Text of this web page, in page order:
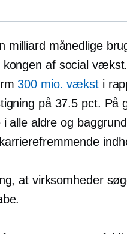
milliard månedlige
kongen af ​​social
300 mio. væksti
på 37.5 pct. På
i alle aldre og
karrierefremmende
at virksomheder